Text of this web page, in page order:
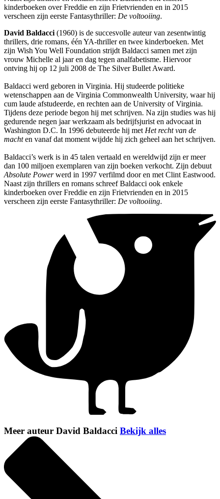
kinderboeken over Freddie en zijn Frietvrienden en in 2015
verscheen zijn eerste Fantasythriller: De voltooiing.
David Baldacci (1960) is de succesvolle auteur van zesentwintig
thrillers, drie romans, één YA-thriller en twee kinderboeken. Met
zijn Wish You Well Foundation strijdt Baldacci samen met zijn
vrouw Michelle al jaar en dag tegen analfabetisme. Hiervoor
ontving hij op 12 juli 2008 de The Silver Bullet Award.
Baldacci werd geboren in Virginia. Hij studeerde politieke
wetenschappen aan de Virginia Commonwealth University, waar hij
cum laude afstudeerde, en rechten aan de University of Virginia.
Tijdens deze periode begon hij met schrijven. Na zijn studies was hij
gedurende negen jaar werkzaam als bedrijfsjurist en advocaat in
Washington D.C. In 1996 debuteerde hij met Het recht van de
machten vanaf dat moment wijdde hij zich geheel aan het schrijven.
Baldacci’s werk is in 45 talen vertaald en wereldwijd zijn er meer
dan 100 miljoen exemplaren van zijn boeken verkocht. Zijn debuut
Absolute Powerwerd in 1997 verfilmd door en met Clint Eastwood.
Naast zijn thrillers en romans schreef Baldacci ook enkele
kinderboeken over Freddie en zijn Frietvrienden en in 2015
verscheen zijn eerste Fantasythriller: De voltooiing.
Meer auteur David Baldacci Bekijk alles